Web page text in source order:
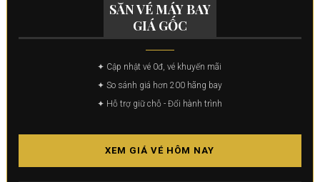
SĂN VÉ MÁY BAY
GIÁ GỐC
✦ Cập nhật vé 0đ, vé khuyến mãi
✦ So sánh giá hơn 200 hãng bay
✦ Hỗ trợ giữ chỗ - Đổi hành trình
XEM GIÁ VÉ HÔM NAY